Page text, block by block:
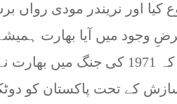
کیا اور نریندر مودی رواں
وجود میں آیا بھارت
میں مصروف رہا ، کون نہیں جانتا
کے تحت پاکستان کو